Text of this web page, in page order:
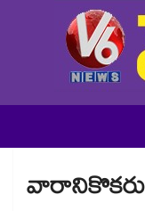
వారానికొకరు